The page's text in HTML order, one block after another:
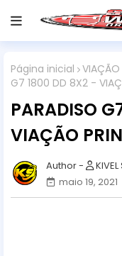
Página inicial VIAÇÃO
G7 1800 DD 8X2 -
PARADISO
VIAÇÃO
KIVEL
maio 19, 2021